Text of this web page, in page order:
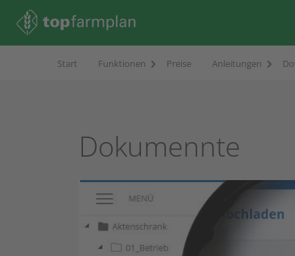
Start Funktionen Preise Anleitungen
Dokumennte